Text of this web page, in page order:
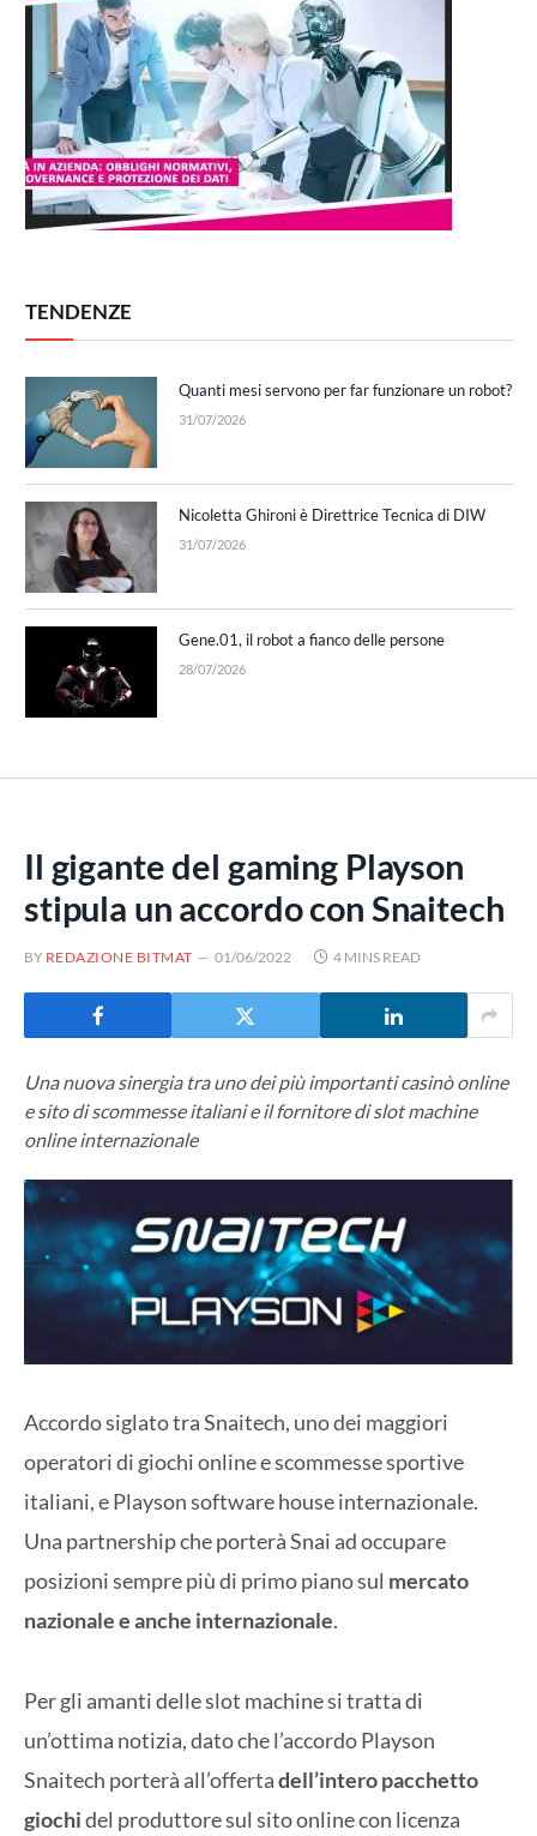
TENDENZE
Quanti mesi servono per far funzionare un robot?
31/07/2026
Nicoletta Ghironi è Direttrice Tecnica di DIW
31/07/2026
Gene.01, il robot a fianco delle persone
28/07/2026
Il gigante del gaming Playson
stipula un accordo con Snaitech
BY REDAZIONE BITMAT 01/06/2022 4 MINS READ
Una nuova sinergia tra uno dei più importanti casinò online
e sito di scommesse italiani e il fornitore di slot machine
online internazionale
Accordo siglato tra Snaitech, uno dei maggiori
operatori di giochi online e scommesse sportive
italiani, e Playson software house internazionale.
Una partnership che porterà Snai ad occupare
posizioni sempre più di primo piano sul mercato
nazionale e anche internazionale.
Per gli amanti delle slot machine si tratta di
un’ottima notizia, dato che l’accordo Playson
Snaitech porterà all’offertadell’intero pacchetto
giochidel produttore sul sito online con licenza